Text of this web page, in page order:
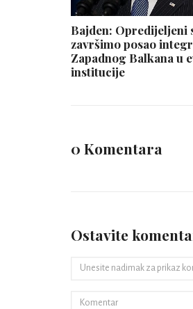
Bajden: Opredijeljeni
završimo posao
Zapadnog Balkana u
institucije
0 Komentara
Ostavite